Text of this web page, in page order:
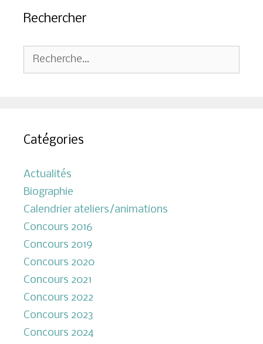
Rechercher
Rechercher :
Catégories
Actualités
Biographie
Calendrier ateliers/animations
Concours 2016
Concours 2019
Concours 2020
Concours 2021
Concours 2022
Concours 2023
Concours 2024